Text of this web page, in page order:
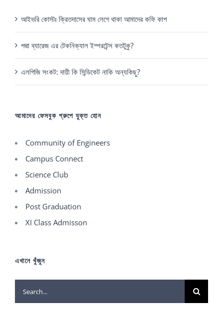
আইভরি কোস্টঃ ক্রিতদাসের ঘাম লেগে থাকা আমাদের কফি কাপ
পদ্মা ব্যারেজ এর টেকনিক্যাল ইম্পরটেন্স কতটুকু?
এলপিজি সংকট: দায়ী কি সিন্ডিকেট নাকি অন্যকিছু?
আমাদের ফেসবুক গ্রুপে যুক্ত হোন
Community of Engineers
Campus Connect
Science Club
Admission
Post Graduation
XI Class Admisson
এখানে খুঁজুন
Search
for: